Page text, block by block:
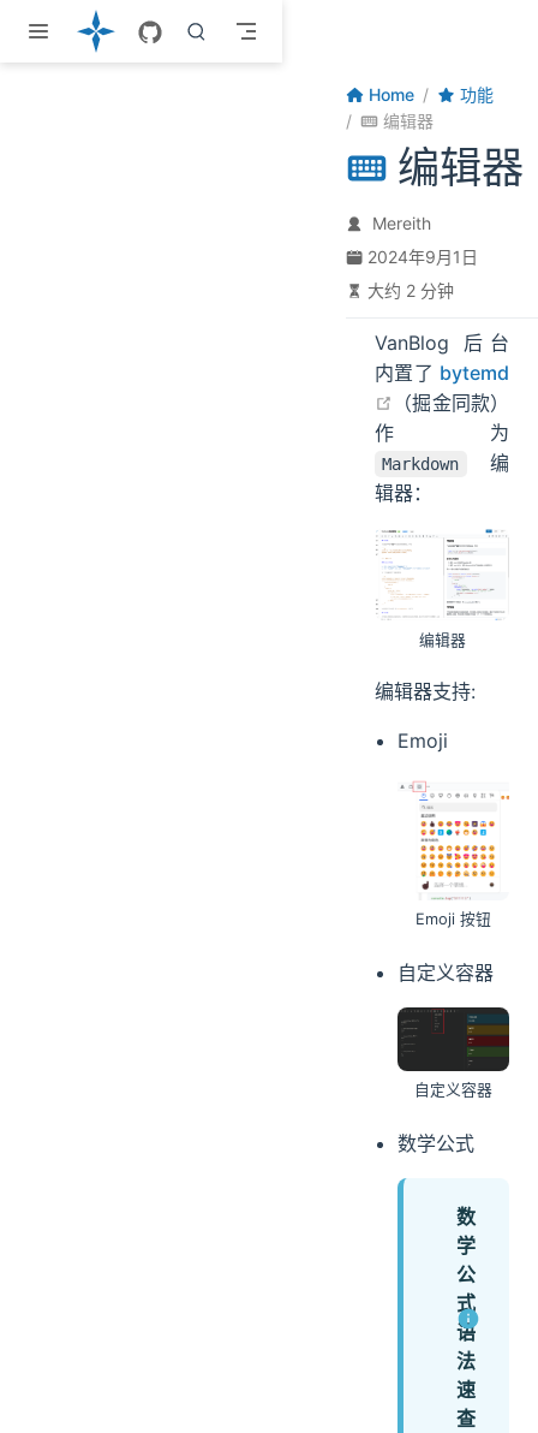
跳至主要內容
Home
功能
编辑器
编辑器
Mereith
2024年9月1日
大约 2 分钟
VanBlog 后台
内置了 bytemd
open in new
（掘金同款）
作为
Markdown
编
辑器：
编辑器
编辑器支持:
Emoji
Emoji 按钮
自定义容器
自定义容器
数学公式
数
学
公
式
语
法
速
查